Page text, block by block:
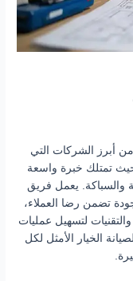
أبرز الشركات التي
تمتلك خبرة واسعة
والسباكة. يعمل فريق
تضمن رضا العملاء،
لتسهيل عمليات
الخيار الأمثل لكل